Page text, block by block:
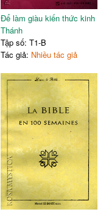
Để làm giàu kiến thức kinh
Thánh
Tập số: T1-B
Tác giả: Nhiều tác giả